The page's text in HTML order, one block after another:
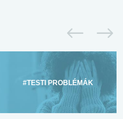
#TESTI PROBLÉMÁK